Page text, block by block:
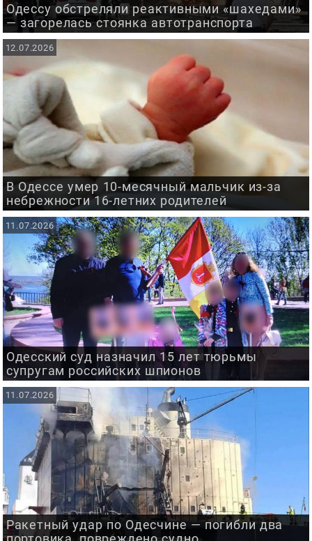
Одессу обстреляли реактивными «шахедами»
— загорелась стоянка автотранспорта
В Одессе умер 10-месячный мальчик из-за
небрежности 16-летних родителей
12.07.2026
Одесский суд назначил 15 лет тюрьмы
супругам российских шпионов
11.07.2026
Ракетный удар по Одесчине — погибли два
11.07.2026